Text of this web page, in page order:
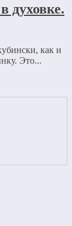
духовке.
как и
Это...